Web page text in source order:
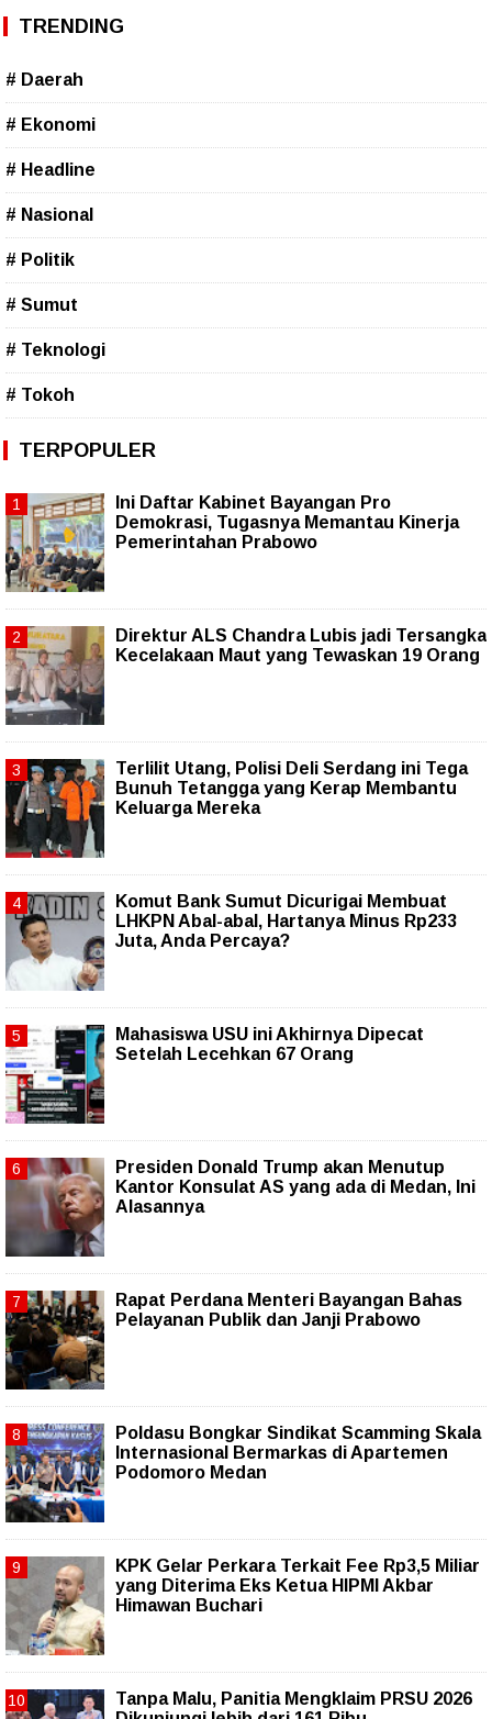
TRENDING
# Daerah
# Ekonomi
# Headline
# Nasional
# Politik
# Sumut
# Teknologi
# Tokoh
TERPOPULER
Ini Daftar Kabinet Bayangan Pro
Demokrasi, Tugasnya Memantau Kinerja
Pemerintahan Prabowo
Direktur ALS Chandra Lubis jadi Tersangka
Kecelakaan Maut yang Tewaskan 19 Orang
Terlilit Utang, Polisi Deli Serdang ini Tega
Bunuh Tetangga yang Kerap Membantu
Keluarga Mereka
Komut Bank Sumut Dicurigai Membuat
LHKPN Abal-abal, Hartanya Minus Rp233
Juta, Anda Percaya?
Mahasiswa USU ini Akhirnya Dipecat
Setelah Lecehkan 67 Orang
Presiden Donald Trump akan Menutup
Kantor Konsulat AS yang ada di Medan, Ini
Alasannya
Rapat Perdana Menteri Bayangan Bahas
Pelayanan Publik dan Janji Prabowo
Poldasu Bongkar Sindikat Scamming Skala
Internasional Bermarkas di Apartemen
Podomoro Medan
KPK Gelar Perkara Terkait Fee Rp3,5 Miliar
yang Diterima Eks Ketua HIPMI Akbar
Himawan Buchari
Tanpa Malu, Panitia Mengklaim PRSU 2026